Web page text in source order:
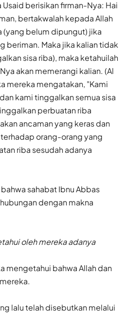
Usaid berisikan firman-Nya: Hai
bertakwalah kepada Allah
(yang belum dipungut) jika
beriman. Maka jika kalian tidak
sisa riba), maka ketahuilah
akan memerangi kalian. (Al
mereka mengatakan, "Kami
kami tinggalkan semua sisa
perbuatan riba
ancaman yang keras dan
orang-orang yang
riba sesudah adanya
sahabat Ibnu Abbas
dengan makna
oleh mereka adanya
mengetahui bahwa Allah dan
lalu telah disebutkan melalui